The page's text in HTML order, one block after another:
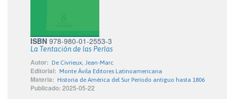
ISBN 978-980-01-2553-3
La Tentación de las Perlas
Autor: De Civrieux, Jean-Marc
Editorial: Monte Ávila Editores Latinoamericana
Materia: Historia de América del Sur Período antiguo hasta 1806
Publicado: 2025-05-22